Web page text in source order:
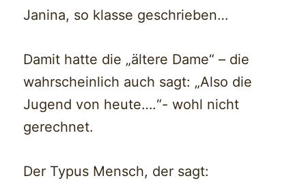
Janina, so klasse geschrieben…
Damit hatte die „ältere Dame“ – die
wahrscheinlich auch sagt: „Also die
Jugend von heute….“- wohl nicht
gerechnet.
Der Typus Mensch, der sagt: